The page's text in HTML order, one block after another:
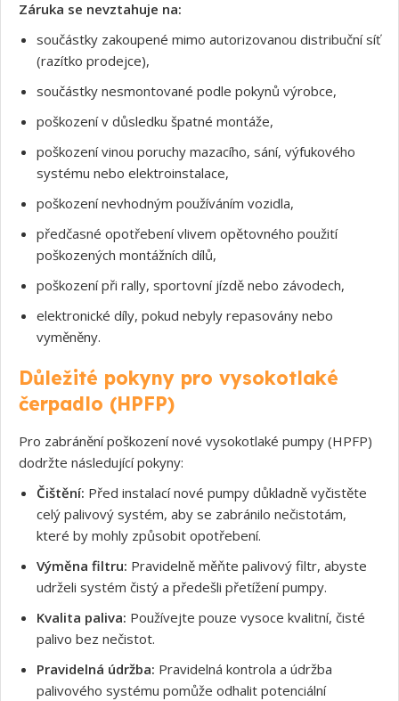
Záruka se nevztahuje na:
součástky zakoupené mimo autorizovanou distribuční síť
(razítko prodejce),
součástky nesmontované podle pokynů výrobce,
poškození v důsledku špatné montáže,
poškození vinou poruchy mazacího, sání, výfukového
systému nebo elektroinstalace,
poškození nevhodným používáním vozidla,
předčasné opotřebení vlivem opětovného použití
poškozených montážních dílů,
poškození při rally, sportovní jízdě nebo závodech,
elektronické díly, pokud nebyly repasovány nebo
vyměněny.
Důležité pokyny pro vysokotlaké
čerpadlo (HPFP)
Pro zabránění poškození nové vysokotlaké pumpy (HPFP)
dodržte následující pokyny:
Čištění: Před instalací nové pumpy důkladně vyčistěte
celý palivový systém, aby se zabránilo nečistotám,
které by mohly způsobit opotřebení.
Výměna filtru: Pravidelně měňte palivový filtr, abyste
udrželi systém čistý a předešli přetížení pumpy.
Kvalita paliva: Používejte pouze vysoce kvalitní, čisté
palivo bez nečistot.
Pravidelná údržba: Pravidelná kontrola a údržba
palivového systému pomůže odhalit potenciální
Souhlasím s GDPR